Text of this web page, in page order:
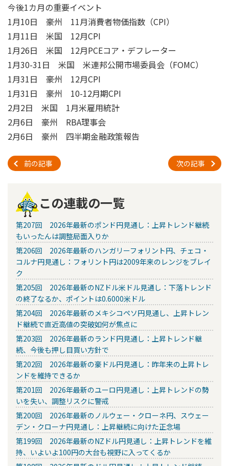
今後1カ月の重要イベント
1月10日 豪州 11月消費者物価指数（CPI）
1月11日 米国 12月CPI
1月26日 米国 12月PCEコア・デフレーター
1月30-31日 米国 米連邦公開市場委員会（FOMC）
1月31日 豪州 12月CPI
1月31日 豪州 10-12月期CPI
2月2日 米国 1月米雇用統計
2月6日 豪州 RBA理事会
2月6日 豪州 四半期金融政策報告
前の記事 次の記事
この連載の一覧
第207回 2026年最新のポンド円見通し：上昇トレンド継続
もいったんは調整局面入りか
第206回 2026年最新のハンガリーフォリント円、チェコ・
コルナ円見通し：フォリント円は2009年来のレンジをブレイ
ク
第205回 2026年最新のNZドル米ドル見通し：下落トレンド
の終了なるか、ポイントは0.6000米ドル
第204回 2026年最新のメキシコペソ円見通し、上昇トレン
ド継続で直近高値の突破如何が焦点に
第203回 2026年最新のランド円見通し：上昇トレンド継
続、今後も押し目買い方針で
第202回 2026年最新の豪ドル円見通し：昨年来の上昇トレ
ンドを維持できるか
第201回 2026年最新のユーロ円見通し：上昇トレンドの勢
いを失い、調整リスクに警戒
第200回 2026年最新のノルウェー・クローネ円、スウェー
デン・クローナ円見通し：上昇継続に向けた正念場
第199回 2026年最新のNZドル円見通し：上昇トレンドを維
持、いよいよ100円の大台も視野に入ってくるか